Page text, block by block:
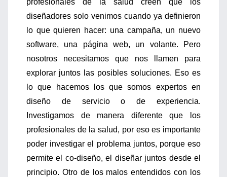
profesionales de la salud creen que los
diseñadores solo venimos cuando ya definieron
lo que quieren hacer: una campaña, un nuevo
software, una página web, un volante. Pero
nosotros necesitamos que nos llamen para
explorar juntos las posibles soluciones. Eso es
lo que hacemos los que somos expertos en
diseño de servicio o de experiencia.
Investigamos de manera diferente que los
profesionales de la salud, por eso es importante
poder investigar el problema juntos, porque eso
permite el co-diseño, el diseñar juntos desde el
principio. Otro de los malos entendidos con los